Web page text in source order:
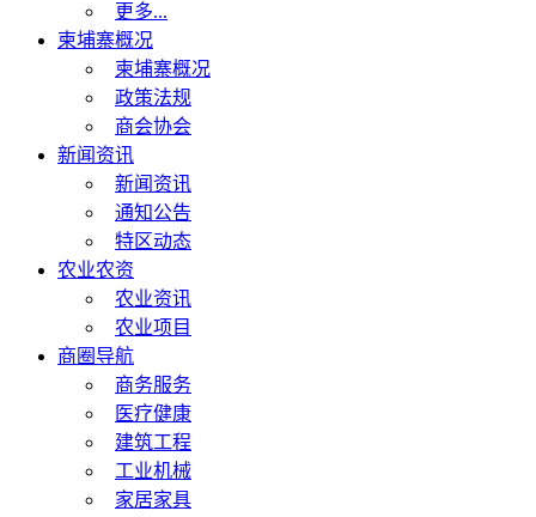
更多...
柬埔寨概况
柬埔寨概况
政策法规
商会协会
新闻资讯
新闻资讯
通知公告
特区动态
农业农资
农业资讯
农业项目
商圈导航
商务服务
医疗健康
建筑工程
工业机械
家居家具